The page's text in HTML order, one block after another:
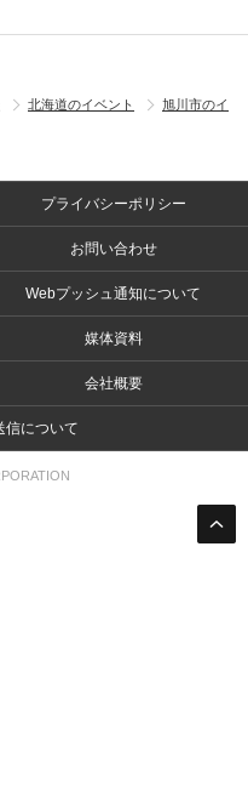
北海道のイベント
旭川市のイ
プライバシーポリシー
お問い合わせ
Webプッシュ通知について
媒体資料
会社概要
信について